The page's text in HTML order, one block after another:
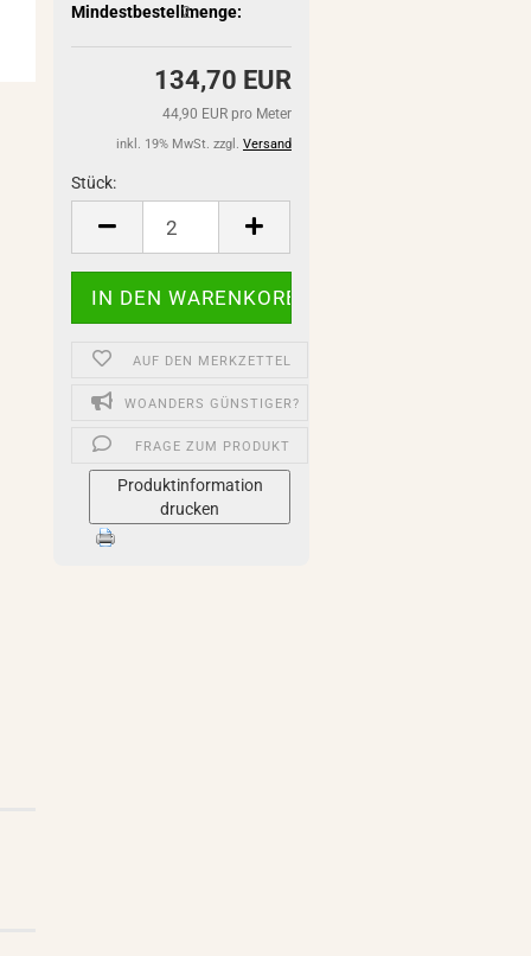
Mindestbestellmenge:
2
134,70 EUR
44,90 EUR pro Meter
inkl. 19% MwSt. zzgl. Versand
Stück:
Stück
AUF DEN MERKZETTEL
WOANDERS GÜNSTIGER?
FRAGE ZUM PRODUKT
Produktinformation
drucken